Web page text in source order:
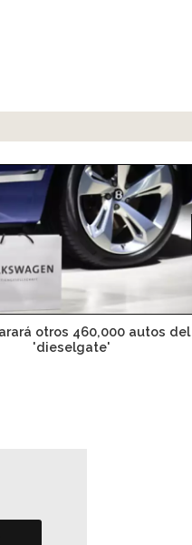
otros 460,000 autos del
'dieselgate'